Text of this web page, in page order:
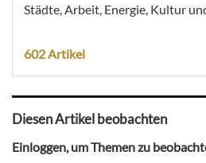
Städte, Arbeit, Energie, Kultur
602 Artikel
Diesen Artikel beobachten
Einloggen, um Themen zu